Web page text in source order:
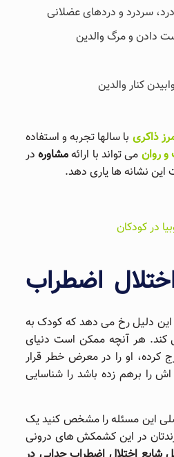
سردرد و دردهای عضلانی
دادن و مرگ والدین
کنار والدین
ذاکری با سالها تجربه و استفاده
روان می‌ تواند با ارائهمشاورهدر
این نشانه‌ ها یاری دهد.
در کودکان
اضطراب
این دلیل رخ می دهد که کودک به
کند. هر آنچه ممکن است دنیای
کرده، او را در معرض خطر قرار
را برهم زده باشد را شناسایی
این مسئله را مشخص کنید یک
در این کشمکش های درونی